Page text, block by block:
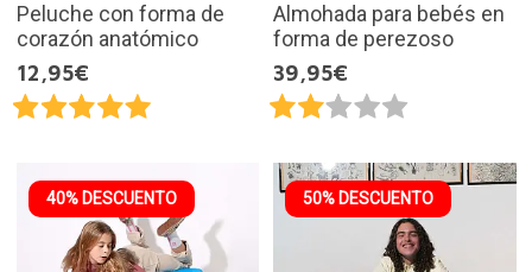
Peluche con forma de
corazón anatómico
12,95€
Almohada para bebés en
forma de perezoso
39,95€
40% DESCUENTO 50% DESCUENTO